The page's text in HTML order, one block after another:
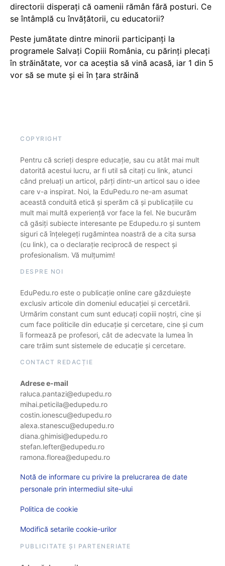
directorii disperați că oamenii rămân fără posturi. Ce
se întâmplă cu învățătorii, cu educatorii?
Peste jumătate dintre minorii participanți la
programele Salvați Copiii România, cu părinți plecați
în străinătate, vor ca aceștia să vină acasă, iar 1 din 5
vor să se mute și ei în țara străină
COPYRIGHT
Pentru că scrieți despre educație, sau cu atât mai mult
datorită acestui lucru, ar fi util să citați cu link, atunci
când preluați un articol, părți dintr-un articol sau o idee
care v-a inspirat. Noi, la EduPedu.ro ne-am asumat
această conduită etică și sperăm că și publicațiile cu
mult mai multă experiență vor face la fel. Ne bucurăm
că găsiți subiecte interesante pe Edupedu.ro și suntem
siguri că înțelegeți rugămintea noastră de a cita sursa
(cu link), ca o declarație reciprocă de respect și
profesionalism. Vă mulțumim!
DESPRE NOI
EduPedu.ro este o publicație online care găzduiește
exclusiv articole din domeniul educației și cercetării.
Urmărim constant cum sunt educați copiii noștri, cine și
cum face politicile din educație și cercetare, cine și cum
îi formează pe profesori, cât de adecvate la lumea în
care trăim sunt sistemele de educație și cercetare.
CONTACT REDACȚIE
Adrese e-mail
raluca.pantazi@edupedu.ro
mihai.peticila@edupedu.ro
costin.ionescu@edupedu.ro
alexa.stanescu@edupedu.ro
diana.ghimisi@edupedu.ro
stefan.lefter@edupedu.ro
ramona.florea@edupedu.ro
Notă de informare cu privire la prelucrarea de date
personale prin intermediul site-ului
Politica de cookie
Modifică setarile cookie-urilor
PUBLICITATE ȘI PARTENERIATE